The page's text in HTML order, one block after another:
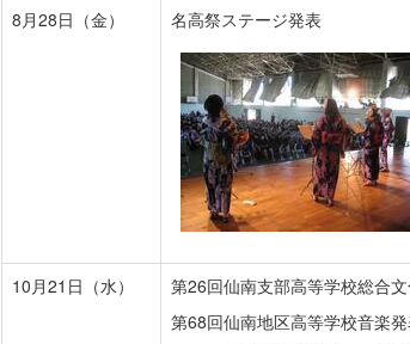
8月28日（金）
名高祭ステージ発表
10月21日（水）
第26回仙南支部高等学校総合
第68回仙南地区高等学校音楽